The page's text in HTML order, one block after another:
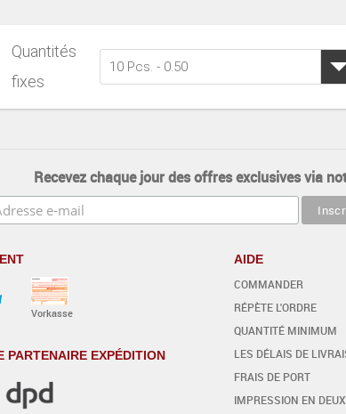
Quantités
fixes
10 Pcs. - 0.50
Recevez chaque jour des offres exclusives via
Vorkasse
PARTENAIRE EXPÉDITION
AIDE
COMMANDER
RÉPÈTE L'ORDRE
QUANTITÉ MINIMUM
LES DÉLAIS DE
FRAIS DE PORT
IMPRESSION EN